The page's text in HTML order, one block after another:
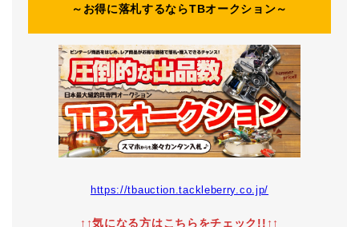
～お得に落札するならTBオークション～
https://tbauction.tackleberry.co.jp/
↑↑気になる方はこちらをチェック!! ↑↑